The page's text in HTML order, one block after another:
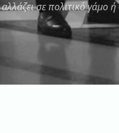
σε πολιτικό γάμο